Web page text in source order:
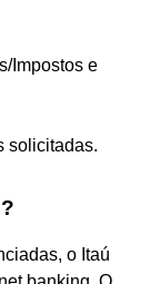
Impostos e
solicitadas.
o Itaú